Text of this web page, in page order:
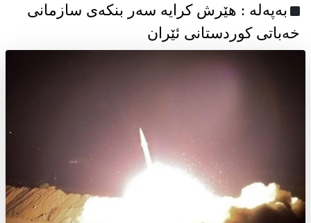
به‌په‌له‌ : هێرش کرایە سەر بنکەی سازمانی
خەباتی کوردستانی ئێران